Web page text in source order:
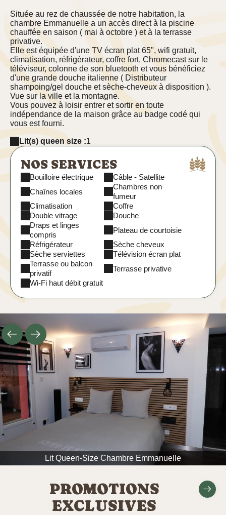
Située au rez de chaussée de notre habitation, la
chambre Emmanuelle a un accès direct à la piscine
chauffée en saison ( mai à octobre ) et à la terrasse
privative.
Elle est équipée d'une TV écran plat 65", wifi gratuit,
climatisation, réfrigérateur, coffre fort, Chromecast sur le
téléviseur, colonne de son bluetooth et vous bénéficiez
d'une grande douche italienne ( Distributeur
shampoing/gel douche et sèche-cheveux à disposition ).
Vue sur la ville et la montagne.
Vous pouvez à loisir entrer et sortir en toute
indépendance de la maison grâce au badge codé qui
vous est fourni.
Lit(s) queen size :1
NOS SERVICES
Bouilloire électrique
Câble - Satellite
Chaînes locales
Chambres non
fumeur
Climatisation
Coffre
Double vitrage
Douche
Draps et linges
compris
Plateau de courtoisie
Réfrigérateur
Sèche cheveux
Sèche serviettes
Télévision écran plat
Terrasse ou balcon
privatif
Terrasse privative
Wi-Fi haut débit gratuit
Lit Queen-Size Chambre Emmanuelle
PROMOTIONS
EXCLUSIVES